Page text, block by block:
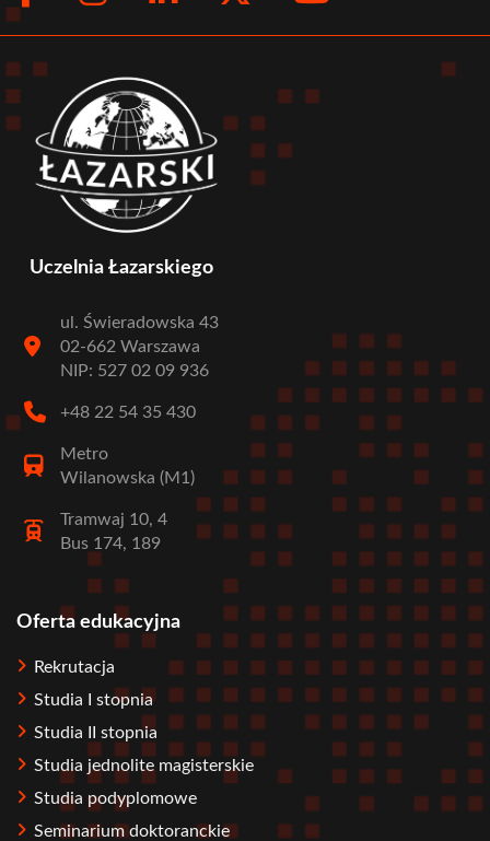
menu
Uczelnia Łazarskiego
ul. Świeradowska 43
02-662 Warszawa
NIP: 527 02 09 936
+48 22 54 35 430
Metro
Wilanowska (M1)
Tramwaj 10, 4
Bus 174, 189
Stopka
Oferta edukacyjna
Rekrutacja
Studia I stopnia
Studia II stopnia
Studia jednolite magisterskie
Studia podyplomowe
Seminarium doktoranckie